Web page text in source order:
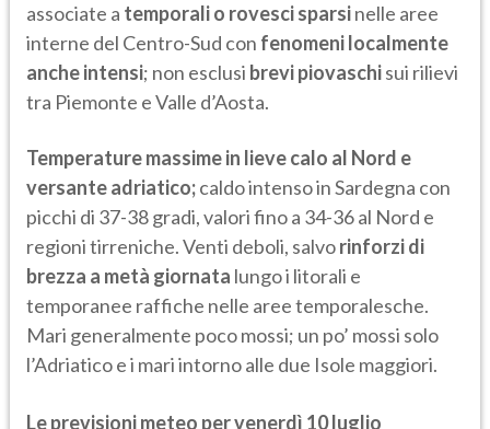
associate a temporali o rovesci sparsinelle aree
interne del Centro-Sud con fenomeni localmente
anche intensi; non esclusi brevi piovaschisui rilievi
tra Piemonte e Valle d’Aosta.
Temperature massime in lieve calo al Nord e
versante adriatico;caldo intenso in Sardegna con
picchi di 37-38 gradi, valori fino a 34-36 al Nord e
regioni tirreniche. Venti deboli, salvorinforzi di
brezza a metà giornata lungo i litorali e
temporanee raffiche nelle aree temporalesche.
Mari generalmente poco mossi; un po’ mossi solo
l’Adriatico e i mari intorno alle due Isole maggiori.
Le previsioni meteo per venerdì 10 luglio